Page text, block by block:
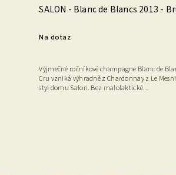
Na dotaz
Výjmečné ročníkové champagne Blanc de
Cru vzniká výhradně z Chardonnay z Le
styl domu Salon. Bez malolaktické...